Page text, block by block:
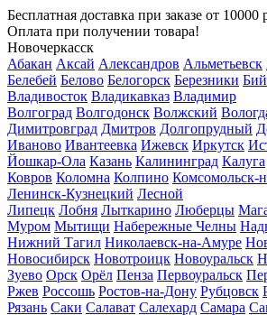
Бесплатная доставка при заказе от 10000
Оплата при получении товара!
Новочеркасск
Абакан Аксай Александров Альметьевск
Белебей Белово Белогорск Березники
Владивосток Владикавказ Владимир
Волгоград Волгодонск Волжский
Димитровград Дмитров Долгопрудный
Иваново Ивантеевка Ижевск Иркутск
Йошкар-Ола Казань Калининград Калуга
Ковров Коломна Колпино Комсомольск-
Ленинск-Кузнецкий Лесной
Липецк Лобня Лыткарино Люберцы
Муром Мытищи Набережные Челны
Нижний Тагил Николаевск-на-Амуре
Новосибирск Новотроицк Новоуральск
Зуево Орск Орёл Пенза Первоуральск
Ржев Россошь Ростов-на-Дону Рубцовск
Рязань Саки Салават Салехард Самара